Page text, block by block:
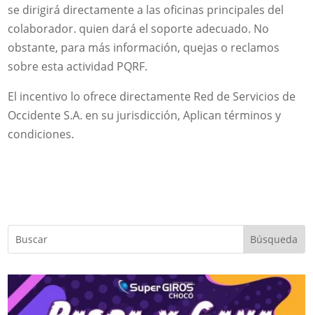
se dirigirá directamente a las oficinas principales del
colaborador. quien dará el soporte adecuado. No
obstante, para más información, quejas o reclamos
sobre esta actividad PQRF.
El incentivo lo ofrece directamente Red de Servicios de
Occidente S.A. en su jurisdicción, Aplican términos y
condiciones.